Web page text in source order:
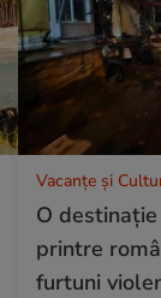
Vacanțe și
O
printre
furtuni